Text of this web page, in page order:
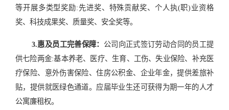
等开展多类型奖励:先进奖、特殊贡献奖、个人执(职)业资格
奖、科技成果奖、质量奖、安全奖等。
3.惠及员工完善保障： 公司向正式签订劳动合同的员工提
供七险两金:基本养老、医疗、生育、工伤、失业保险、补充医
疗保险、意外伤害保险、住房公积金、企业年金，提供差旅补
贴，提供就医绿色通道。应届毕业生还可获得为期一年的人才
公寓廉租权。